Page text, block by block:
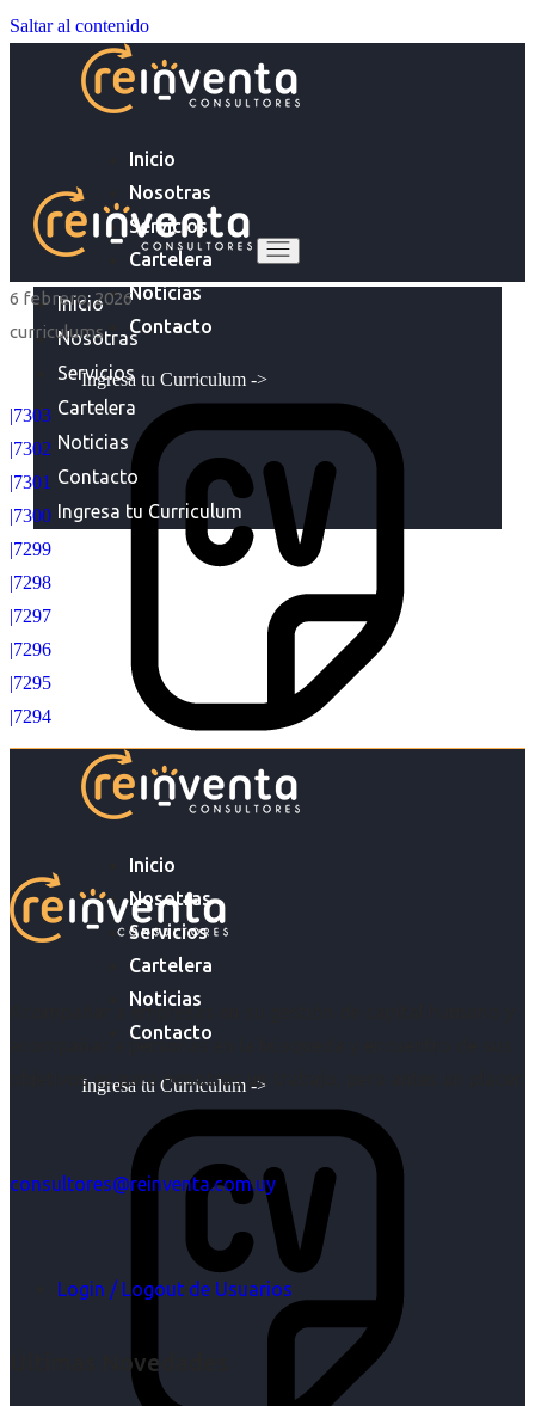
Saltar al contenido
Inicio
Nosotras
Servicios
Cartelera
Noticias
Contacto
Ingresa tu Curriculum ->
Inicio
Nosotras
Servicios
Cartelera
Noticias
Contacto
Ingresa tu Curriculum ->
Inicio
Nosotras
Servicios
Cartelera
Noticias
Contacto
Ingresa tu Curriculum
6 febrero, 2026
curriculums
|7303
|7302
|7301
|7300
|7299
|7298
|7297
|7296
|7295
|7294
Acompañar a empresas en su gestión de capital humano y
acompañar a personas en la búsqueda y encuentro de sus
objetivos es para nosotros un trabajo, pero antes un placer.
consultores@reinventa.com.uy
Login / Logout de Usuarios
Últimas Novedades